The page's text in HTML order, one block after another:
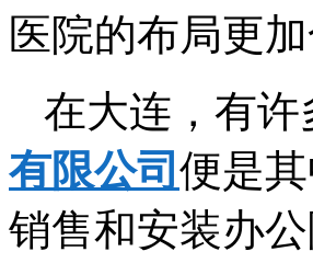
医院的布局更
在大连，有
有限公司 便是
销售和安装办